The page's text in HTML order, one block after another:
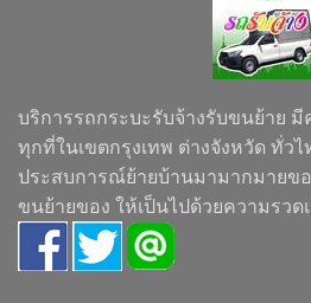
บริการรถกระบะรับจ้างรับขนย้าย
ทุกที่ในเขตกรุงเทพ ต่างจังหวัด ทั่ว
ประสบการณ์ย้ายบ้านมามากมายขอ
ขนย้ายของ ให้เป็นไปด้วยความรว